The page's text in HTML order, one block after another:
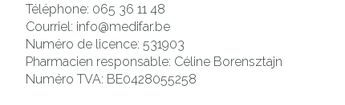
Téléphone: 065 36 11 48
Courriel: info@medifar.be
Numéro de licence: 531903
Pharmacien responsable: Céline Borensztajn
Numéro TVA: BE0428055258